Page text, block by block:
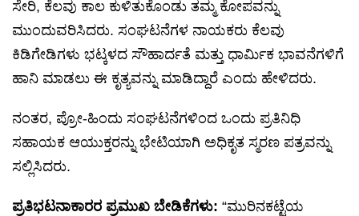
ಸೇರಿ, ಕೆಲವು ಕಾಲ ಕುಳಿತುಕೊಂಡು ತಮ್ಮ ಕೋಪವನ್ನು
ಮುಂದುವರಿಸಿದರು. ಸಂಘಟನೆಗಳ ನಾಯಕರು ಕೆಲವು
ಕಿಡಿಗೇಡಿಗಳು ಭಟ್ಕಳದ ಸೌಹಾರ್ದತೆ ಮತ್ತು ಧಾರ್ಮಿಕ ಭಾವನೆಗಳಿಗೆ
ಹಾನಿ ಮಾಡಲು ಈ ಕೃತ್ಯವನ್ನು ಮಾಡಿದ್ದಾರೆ ಎಂದು ಹೇಳಿದರು.
ನಂತರ, ಪ್ರೋ-ಹಿಂದು ಸಂಘಟನೆಗಳಿಂದ ಒಂದು ಪ್ರತಿನಿಧಿ
ಸಹಾಯಕ ಆಯುಕ್ತರನ್ನು ಭೇಟಿಯಾಗಿ ಅಧಿಕೃತ ಸ್ಮರಣ ಪತ್ರವನ್ನು
ಸಲ್ಲಿಸಿದರು.
ಪ್ರತಿಭಟನಾಕಾರರ ಪ್ರಮುಖ ಬೇಡಿಕೆಗಳು: “ಮುರಿನಕಟ್ಟೆಯ